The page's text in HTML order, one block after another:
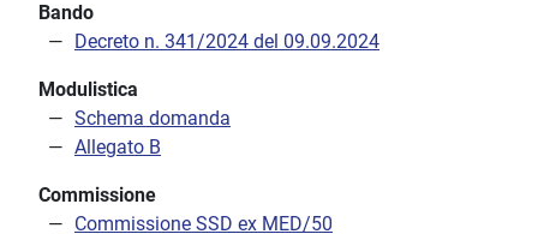
Bando
Decreto n. 341/2024 del 09.09.2024
Modulistica
Schema domanda
Allegato B
Commissione
Commissione SSD ex MED/50